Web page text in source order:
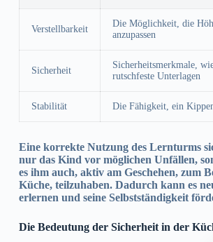
Verstellbarkeit
Die Möglichkeit, die
anzupassen
Sicherheit
Sicherheitsmerkmale,
rutschfeste Unterlagen
Stabilität Die Fähigkeit, ein
Eine korrekte Nutzung des Lernturms
nur das Kind vor möglichen Unfällen,
es ihm auch, aktiv am Geschehen, zum
Küche, teilzuhaben. Dadurch kann es
erlernen und seine Selbstständigkeit
Die Bedeutung der Sicherheit in der